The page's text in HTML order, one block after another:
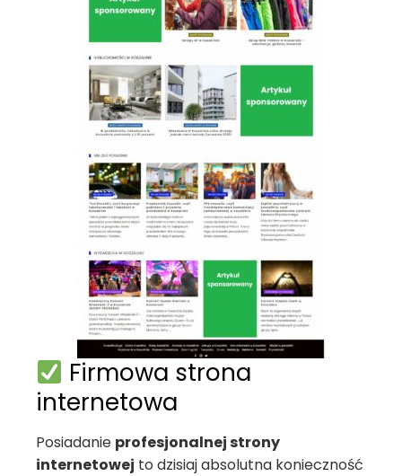
Firmowa strona
internetowa
Posiadanie profesjonalnej strony
internetowej to dzisiaj absolutna konieczność